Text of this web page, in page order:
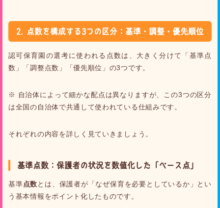
2. 点数を構成する3つの区分：基準・調整・優先順位
認可保育園の選考に使われる点数は、大きく分けて「基準点
数」「調整点数」「優先順位」の3つです。
※ 自治体によって細かな配点は異なりますが、この3つの区分
は全国の自治体で共通して使われている仕組みです。
それぞれの内容を詳しく見ていきましょう。
基準点数：保護者の状況を数値化した「ベース点」
基準点数とは、保護者が「なぜ保育を必要としているか」とい
う基本情報をポイント化したものです。